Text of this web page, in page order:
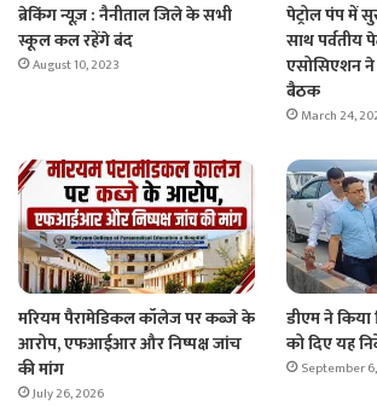
ब्रेकिंग न्यूज़ : नैनीताल जिले के सभी
स्कूल कल रहेंगे बंद
August 10, 2023
पेट्रोल पंप में
साथ पर्वतीय
एसोसिएशन ने
बैठक
March 24,
मरियम पैरामेडिकल कॉलेज पर कब्जे के
आरोप, एफआईआर और निष्पक्ष जांच
की मांग
July 26, 2026
डीएम ने किया
को दिए यह
September